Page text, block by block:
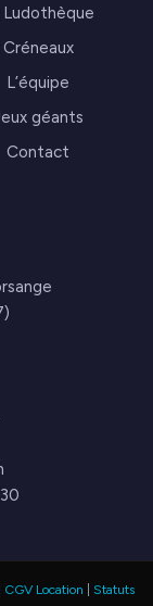
Ludothèque
Créneaux
L’équipe
géants
Contact
CGV Location Statuts